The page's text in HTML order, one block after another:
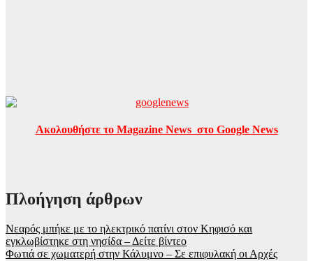
Ακολουθήστε το Magazine News στο Google News
Πλοήγηση άρθρων
Νεαρός μπήκε με το ηλεκτρικό πατίνι στον Κηφισό και
εγκλωβίστηκε στη νησίδα – Δείτε βίντεο
Φωτιά σε χωματερή στην Κάλυμνο – Σε επιφυλακή οι Αρχές